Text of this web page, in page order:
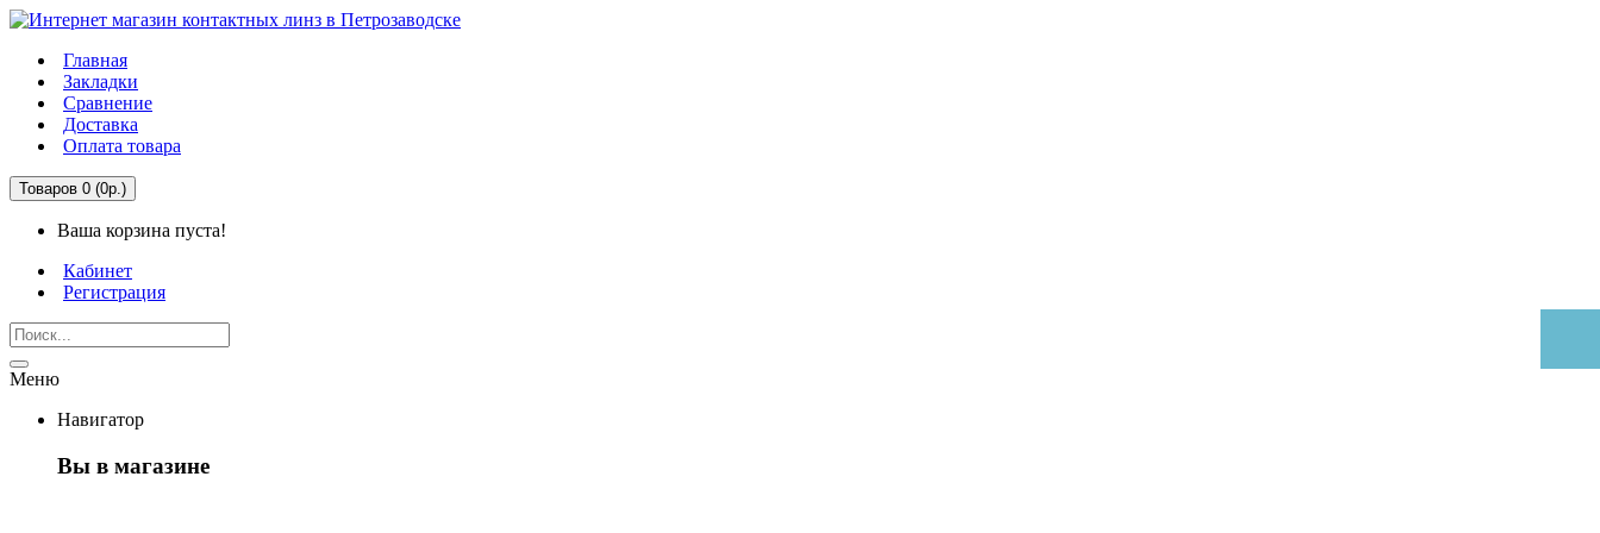
Главная
Закладки
Сравнение
Доставка
Оплата товара
Товаров 0 (0р.)
Ваша корзина пуста!
Кабинет
Регистрация
Меню
Навигатор
Вы в магазине